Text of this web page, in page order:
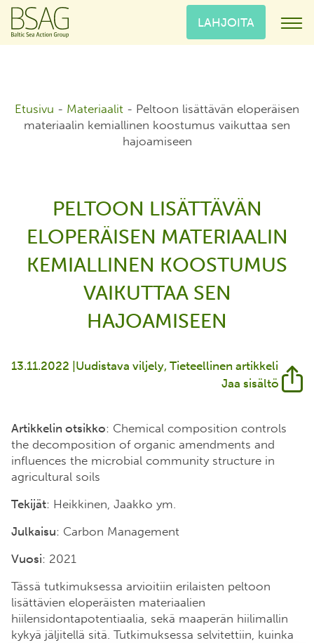
LAHJOITA
Etusivu - Materiaalit - Peltoon lisättävän eloperäisen
materiaalin kemiallinen koostumus vaikuttaa sen
hajoamiseen
PELTOON LISÄTTÄVÄN
ELOPERÄISEN MATERIAALIN
KEMIALLINEN KOOSTUMUS
VAIKUTTAA SEN
HAJOAMISEEN
13.11.2022 | Uudistava viljely Tieteellinen artikkeli
Jaa sisältö
Artikkelin otsikko: Chemical composition controls
the decomposition of organic amendments and
influences the microbial community structure in
agricultural soils
Tekijät: Heikkinen, Jaakko ym.
Julkaisu: Carbon Management
Vuosi: 2021
Tässä tutkimuksessa arvioitiin erilaisten peltoon
lisättävien eloperäisten materiaalien
hiilensidontapotentiaalia, sekä maaperän hiilimallin
kykyä jäljitellä sitä. Tutkimuksessa selvitettiin, kuinka